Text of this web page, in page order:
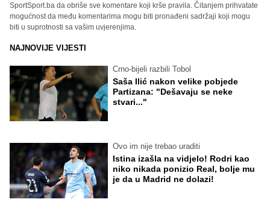
SportSport.ba da obriše sve komentare koji krše pravila. Čitanjem prihvatate
mogućnost da među komentarima mogu biti pronađeni sadržaji koji mogu
biti u suprotnosti sa vašim uvjerenjima.
NAJNOVIJE VIJESTI
Crno-bijeli razbili Tobol
Saša Ilić nakon velike pobjede
Partizana: "Dešavaju se neke
stvari..."
Ovo im nije trebao uraditi
Istina izašla na vidjelo! Rodri kao
niko nikada ponizio Real, bolje mu
je da u Madrid ne dolazi!